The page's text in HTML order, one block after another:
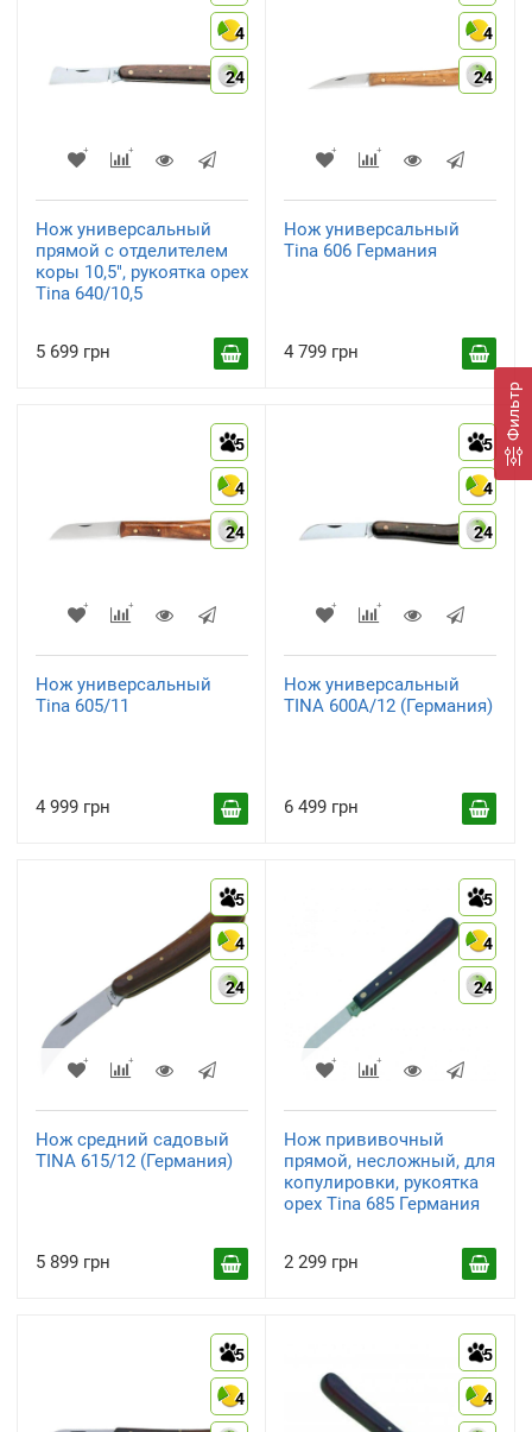
Фильтр
4
24
Нож универсальный
прямой с отделителем
коры 10,5", рукоятка орех
Tina 640/10,5
5 699 грн
4
24
Нож универсальный
Tina 606 Германия
4 799 грн
5
4
24
Нож универсальный
Tina 605/11
4 999 грн
5
4
24
Нож универсальный
TINA 600A/12 (Германия)
6 499 грн
5
4
24
Нож средний садовый
TINA 615/12 (Германия)
5 899 грн
5
4
24
Нож прививочный
прямой, несложный, для
копулировки, рукоятка
орех Tina 685 Германия
2 299 грн
5
4
5
4